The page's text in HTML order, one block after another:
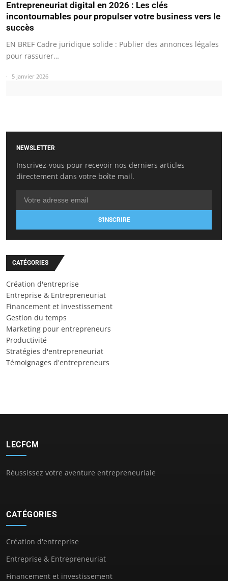
Entrepreneuriat digital en 2026 : Les clés
incontournables pour propulser votre business vers le
succès
EN BREF Cadre juridique solide : Publier des annonces légales
pour rassurer…
5 janvier 2026
NEWSLETTER
Inscrivez-vous pour recevoir nos derniers articles
directement dans votre boîte mail.
S'INSCRIRE
CATÉGORIES
Création d'entreprise
Entreprise & Entrepreneuriat
Financement et investissement
Gestion du temps
Marketing pour entrepreneurs
Productivité
Stratégies d'entrepreneuriat
Témoignages d'entrepreneurs
LECFCM
Réussissez votre aventure entrepreneuriale
CATÉGORIES
Création d'entreprise
Entreprise & Entrepreneuriat
Financement et investissement